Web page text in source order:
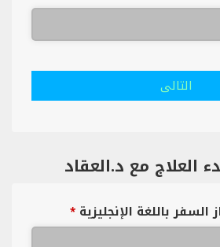
التالى
العلاج مع د.العقاد
باللغة الإنجليزية *